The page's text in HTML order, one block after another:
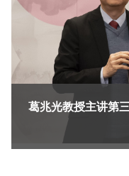
葛兆光教授主讲第